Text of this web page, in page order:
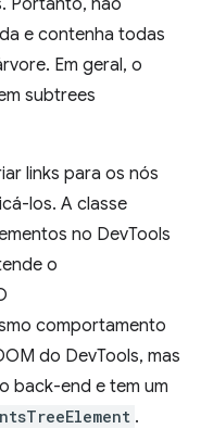
e contenha todas
Em geral, o
subtrees
links para os nós
los. A classe
no DevTools
o
comportamento
do DevTools, mas
back-end e tem um
.